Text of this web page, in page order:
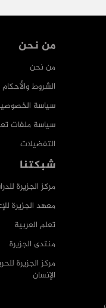
من نحن
من نحن
الشروط والأحكام
سياسة
سياسة ملفات
التفضيلات
شبكتنا
مركز الجزيرة
معهد الجزيرة
تعلم العربية
منتدى الجزيرة
مركز الجزيرة
الإنسان